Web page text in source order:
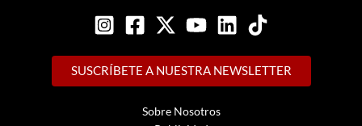
SUSCRÍBETE A NUESTRA NEWSLETTER
Sobre Nosotros